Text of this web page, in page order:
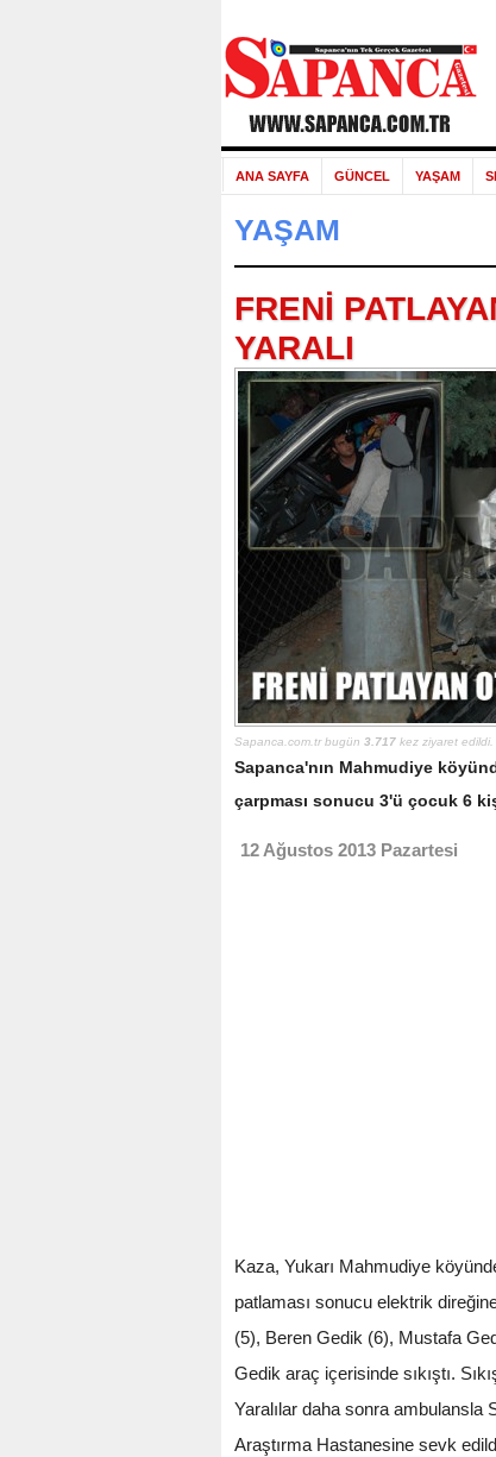
ANA SAYFA GÜNCEL YAŞAM
YAŞAM
FRENİ
YARALI
Sapanca.com.tr bugün 3.717kez ziyaret edildi.
Sapanca'nın Mahmudiye
çarpması sonucu 3'ü çocuk 6
12 Ağustos 2013 Pazartesi
Kaza, Yukarı Mahmudiye
patlaması sonucu elektrik
(5), Beren Gedik (6), Mustafa
Gedik araç içerisinde sıkıştı.
Yaralılar daha sonra
Araştırma Hastanesine sevk